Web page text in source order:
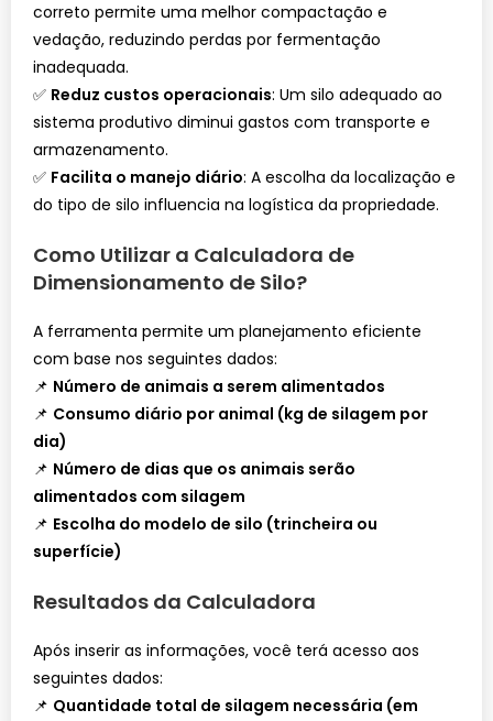
correto permite uma melhor compactação e
vedação, reduzindo perdas por fermentação
inadequada.
✅ Reduz custos operacionais: Um silo adequado ao
sistema produtivo diminui gastos com transporte e
armazenamento.
✅ Facilita o manejo diário: A escolha da localização e
do tipo de silo influencia na logística da propriedade.
Como Utilizar a Calculadora de
Dimensionamento de Silo?
A ferramenta permite um planejamento eficiente
com base nos seguintes dados:
📌 Número de animais a serem alimentados
📌 Consumo diário por animal (kg de silagem por
dia)
📌 Número de dias que os animais serão
alimentados com silagem
📌 Escolha do modelo de silo (trincheira ou
superfície)
Resultados da Calculadora
Após inserir as informações, você terá acesso aos
seguintes dados:
📌 Quantidade total de silagem necessária (em